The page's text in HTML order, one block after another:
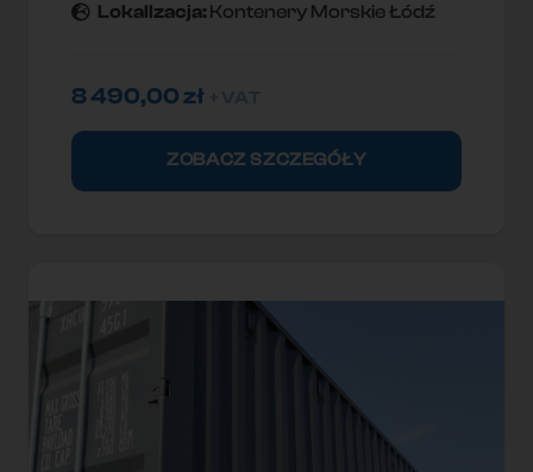
Lokallzacja: Kontenery Morskie Łódź
8 490,00zł
ZOBACZ SZCZEGÓŁY